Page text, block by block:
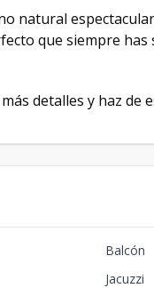
natural
que siempre has
detalles y haz de
Balcón
Jacuzzi